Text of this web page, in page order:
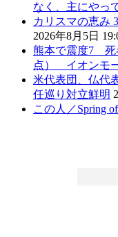
なく、主にやっ
カリスマの恵み
2026年8月5日
熊本で震度7 死
点） イオンモ
米代表団、仏代
任巡り対立鮮明
この人／Spring